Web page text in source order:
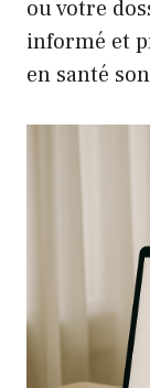
ou votre
informé et
en santé